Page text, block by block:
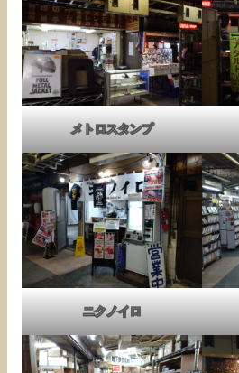
メトロスタンプ
ニクノイロ